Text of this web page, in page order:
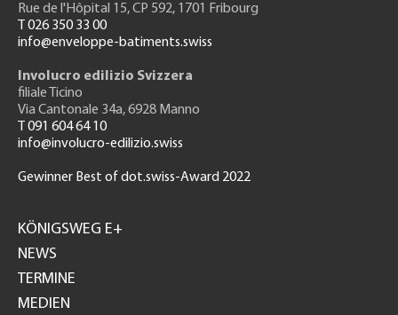
Rue de l'Hôpital 15, CP 592, 1701 Fribourg
T 026 350 33 00
info@enveloppe-batiments.swiss
Involucro edilizio Svizzera
filiale Ticino
Via Cantonale 34a, 6928 Manno
T 091 604 64 10
info@involucro-edilizio.swiss
Gewinner Best of dot.swiss-Award 2022
GH
KÖNIGSWEG E+
NEWS
TERMINE
MEDIEN